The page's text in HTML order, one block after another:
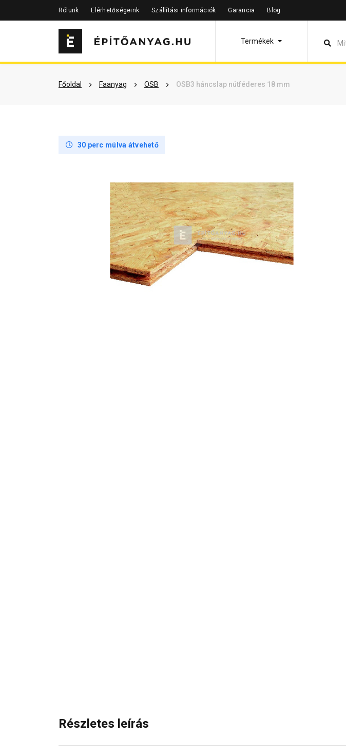
Rólunk Elérhetőségeink Szállítási információk Garancia Blog
Termékek
Főoldal Faanyag OSB OSB3 háncslap nútféderes 18 mm
Részletes leírás Termékinformáció Vásárlói vélemények
30 perc múlva átvehető
Részletes leírás